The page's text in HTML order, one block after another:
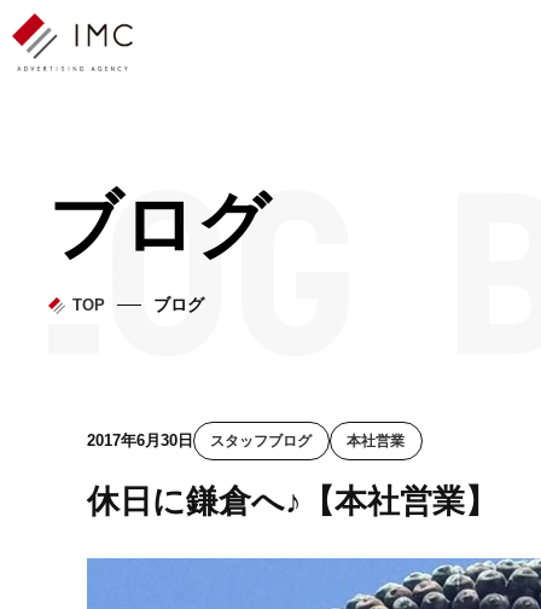
ブログ
TOP ブログ
2017年6月30日 スタッフブログ 本社営業
休日に鎌倉へ♪【本社営業】